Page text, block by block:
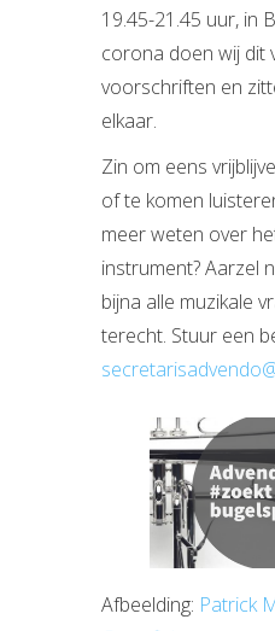
19.45-21.45 uur, in
corona doen wij dit
voorschriften en
elkaar.
Zin om eens
of te komen
meer weten over
instrument? Aarzel
bijna alle muzikale
terecht. Stuur een
Afbeelding: Patrick